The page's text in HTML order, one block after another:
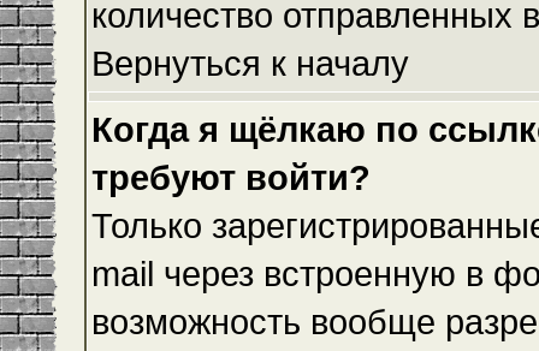
количество
Вернуться к началу
Когда я щёлкаю по
требуют войти?
Только
mail через встроенную в
возможность вообще